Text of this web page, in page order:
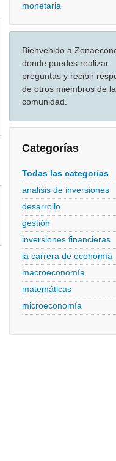
monetaria
Bienvenido a
donde puedes realizar
preguntas y recibir
de otros miembros de la
comunidad.
Categorías
Todas las categorías
analisis de inversiones
desarrollo
gestión
inversiones financieras
la carrera de economía
macroeconomía
matemáticas
microeconomía